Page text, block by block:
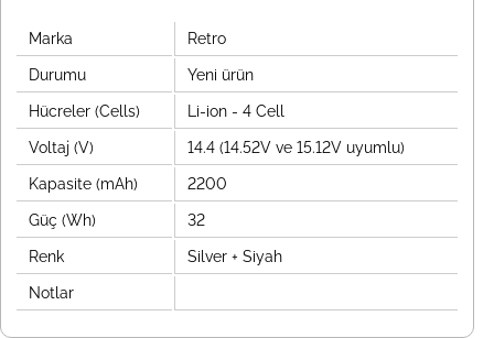
Marka Retro
Durumu Yeni ürün
Hücreler (Cells) Li-ion - 4 Cell
Voltaj (V) 14.4 (14.52V ve 15.12V uyumlu)
Kapasite (mAh) 2200
Güç (Wh) 32
Renk Silver + Siyah
Notlar